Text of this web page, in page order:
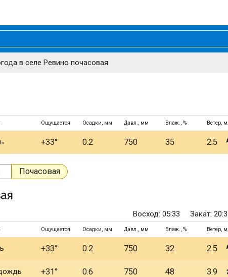
в селе Ревино почасовая
Ощущается Осадки, мм Давл., мм Влаж., % Ветер,
+33° 0.2 750 35 2.5
Почасовая
Восход: 05:33 Закат:
Ощущается Осадки, мм Давл., мм Влаж., % Ветер,
+33° 0.2 750 32 2.5
+31° 0.6 750 48 3.9